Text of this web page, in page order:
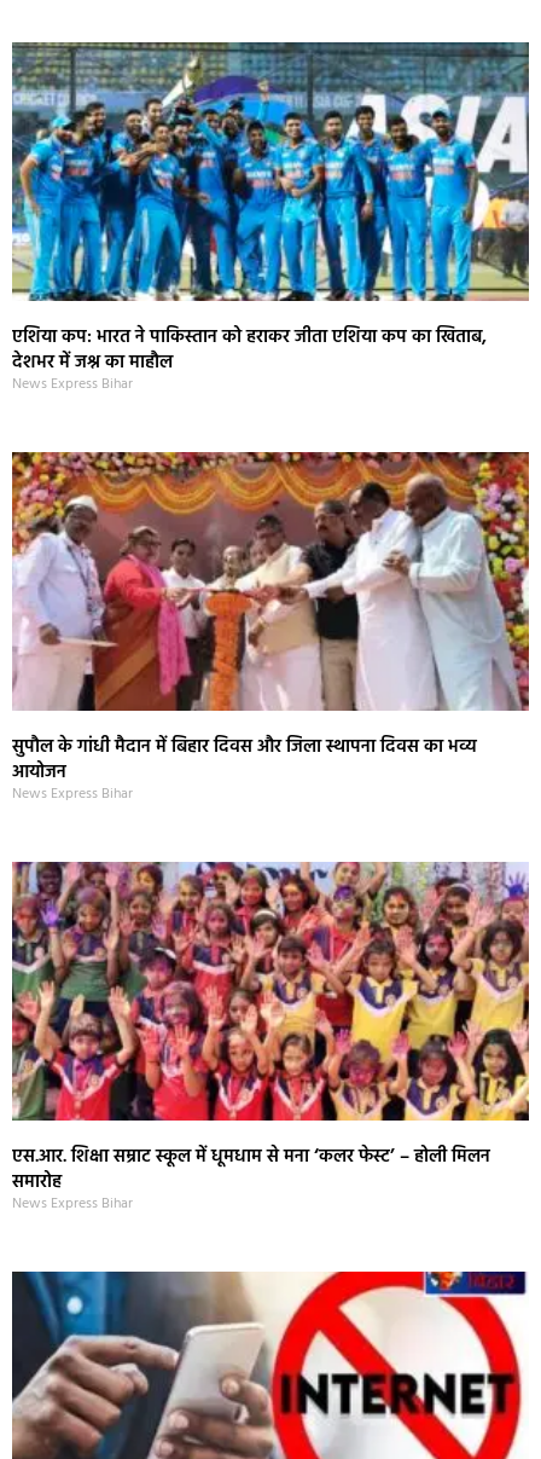
एशिया कप: भारत ने पाकिस्तान को हराकर जीता एशिया कप का खिताब,
देशभर में जश्न का माहौल
News Express Bihar
सुपौल के गांधी मैदान में बिहार दिवस और जिला स्थापना दिवस का भव्य
आयोजन
News Express Bihar
एस.आर. शिक्षा सम्राट स्कूल में धूमधाम से मना ‘कलर फेस्ट’ – होली मिलन
समारोह
News Express Bihar